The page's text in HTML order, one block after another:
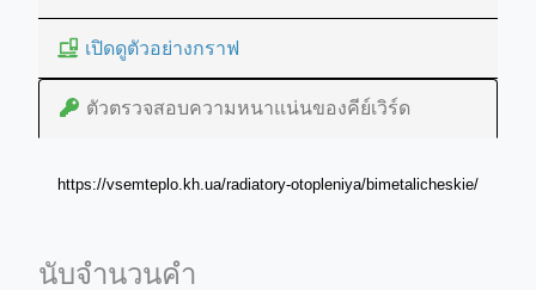
เปิดดูตัวอย่างกราฟ
ตัวตรวจสอบความหนาแน่นของคีย์เวิร์ด
https://vsemteplo.kh.ua/radiatory-otopleniya/bimetalicheskie/
นับจำนวนคำ